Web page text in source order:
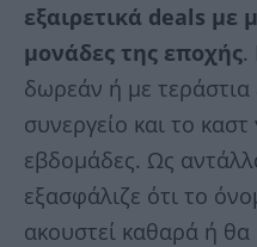
εξαιρετικά deals με
μονάδες της εποχής.
δωρεάν ή με
συνεργείο και το καστ
εβδομάδες. Ως
εξασφάλιζε ότι το
ακουστεί καθαρά ή θα